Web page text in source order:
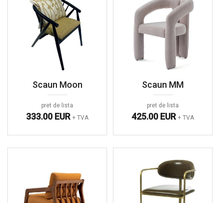
Scaun Moon
pret de lista
333.00 EUR + TVA
Scaun MM
pret de lista
425.00 EUR + TVA